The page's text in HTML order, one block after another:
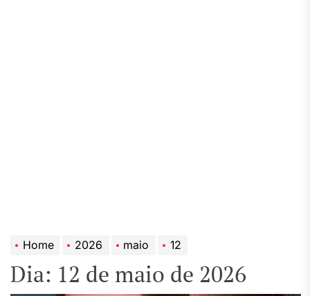
Home 2026 maio 12
Dia: 12 de maio de 2026